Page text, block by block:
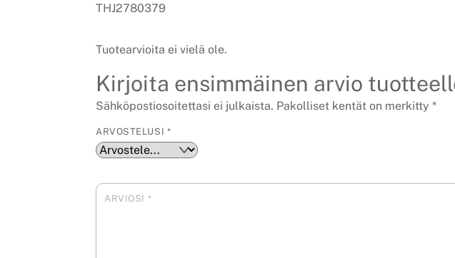
THJ2780379
Tuotearvioita ei vielä ole.
Kirjoita ensimmäinen arvio
Sähköpostiosoitettasi ei julkaista. Pakolliset kentät on merkitty*
ARVOSTELUSI *
ARVIOSI *